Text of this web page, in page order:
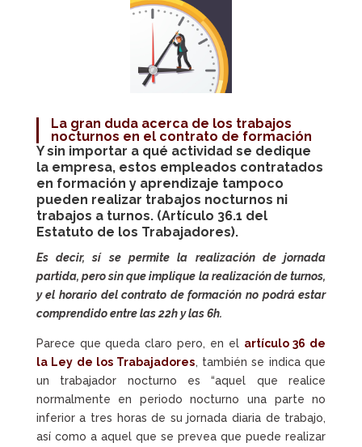
La gran duda acerca de los trabajos
nocturnos en el contrato de formación
Y sin importar a qué actividad se dedique
la empresa, estos empleados contratados
en formación y aprendizaje tampoco
pueden realizar trabajos nocturnos ni
trabajos a turnos. (Artículo 36.1 del
Estatuto de los Trabajadores).
Es decir, sí se permite la realización de jornada
partida, pero sin que implique la realización de turnos,
y el horario del contrato de formación no podrá estar
comprendido entre las 22h y las 6h.
Parece que queda claro pero, en el artículo 36 de
la Ley de los Trabajadores, también se indica que
un trabajador nocturno es “aquel que realice
normalmente en periodo nocturno una parte no
inferior a tres horas de su jornada diaria de trabajo,
así como a aquel que se prevea que puede realizar